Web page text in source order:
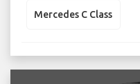
Mercedes C Class